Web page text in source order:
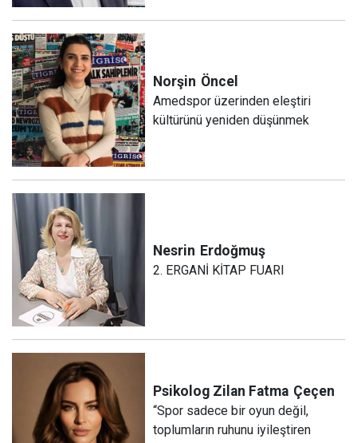
Norşin Öncel
Amedspor üzerinden eleştiri
kültürünü yeniden düşünmek
Nesrin Erdoğmuş
2. ERGANİ KİTAP FUARI
Psikolog Zilan Fatma Çeçen
“Spor sadece bir oyun değil,
toplumların ruhunu iyileştiren